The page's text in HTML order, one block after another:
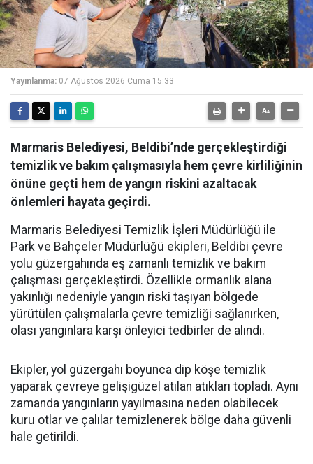
Yayınlanma: 07 Ağustos 2026 Cuma 15:33
Marmaris Belediyesi, Beldibi’nde gerçekleştirdiği
temizlik ve bakım çalışmasıyla hem çevre kirliliğinin
önüne geçti hem de yangın riskini azaltacak
önlemleri hayata geçirdi.
Marmaris Belediyesi Temizlik İşleri Müdürlüğü ile
Park ve Bahçeler Müdürlüğü ekipleri, Beldibi çevre
yolu güzergahında eş zamanlı temizlik ve bakım
çalışması gerçekleştirdi. Özellikle ormanlık alana
yakınlığı nedeniyle yangın riski taşıyan bölgede
yürütülen çalışmalarla çevre temizliği sağlanırken,
olası yangınlara karşı önleyici tedbirler de alındı.
Ekipler, yol güzergahı boyunca dip köşe temizlik
yaparak çevreye gelişigüzel atılan atıkları topladı. Aynı
zamanda yangınların yayılmasına neden olabilecek
kuru otlar ve çalılar temizlenerek bölge daha güvenli
hale getirildi.